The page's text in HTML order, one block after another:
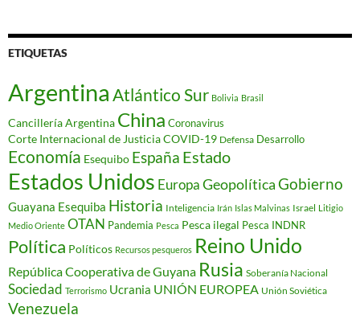
ETIQUETAS
Argentina Atlántico Sur Bolivia Brasil
Cancillería Argentina China Coronavirus
Corte Internacional de JusticiaCOVID-19 Defensa Desarrollo
Economía Esequibo España Estado
Estados Unidos EuropaGeopolíticaGobierno
Guayana Esequiba Historia Inteligencia Irán Islas Malvinas Israel Litigio
Medio Oriente OTAN Pandemia Pesca Pesca ilegal Pesca INDNR
Política Políticos Recursos pesqueros Reino Unido
República Cooperativa de Guyana Rusia Soberanía Nacional
Sociedad Terrorismo Ucrania UNIÓN EUROPEA Unión Soviética
Venezuela